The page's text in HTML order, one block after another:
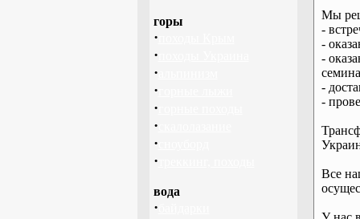
горы
·
·
·
·
·
·
·
·
вода
·
Мы
-
-
-
-
-
Все